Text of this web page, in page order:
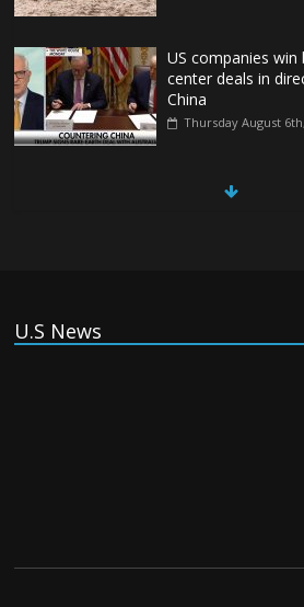
US companies
center deals in
China
Thursday August
China, Russia,
vẫn cứu thuyền viên Việt Nam, vì sao?
U.S News